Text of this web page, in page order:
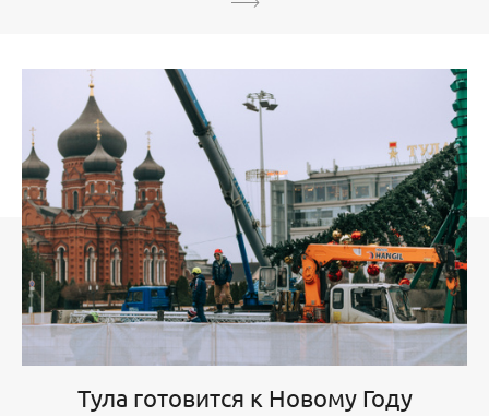
Тула готовится к Новому Году